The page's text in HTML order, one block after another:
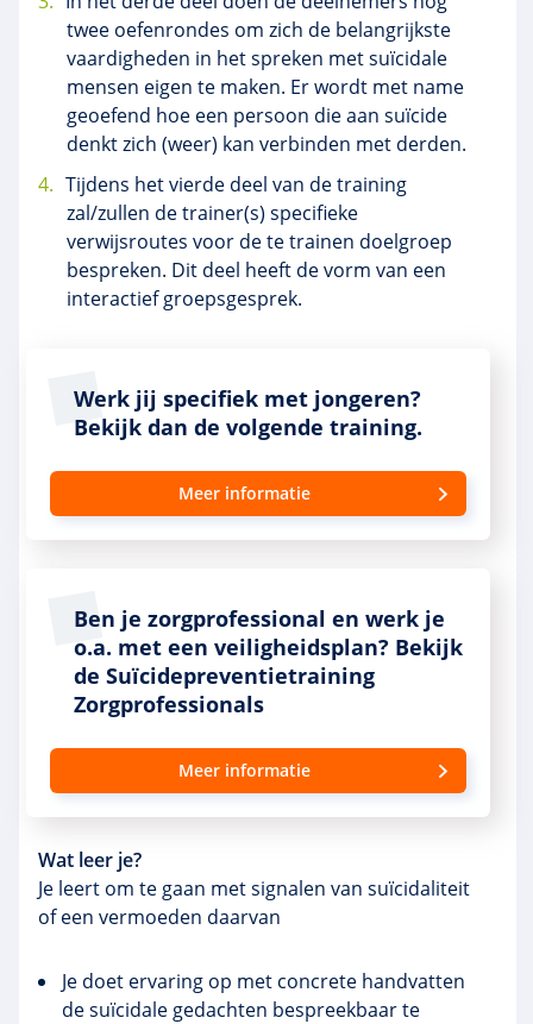
twee oefenrondes om zich de belangrijkste
vaardigheden in het spreken met suïcidale
mensen eigen te maken. Er wordt met name
geoefend hoe een persoon die aan suïcide
denkt zich (weer) kan verbinden met derden.
Tijdens het vierde deel van de training
zal/zullen de trainer(s) specifieke
verwijsroutes voor de te trainen doelgroep
bespreken. Dit deel heeft de vorm van een
interactief groepsgesprek.
Werk jij specifiek met jongeren?
Bekijk dan de volgende training.
Meer informatie
Ben je zorgprofessional en werk je
o.a. met een veiligheidsplan? Bekijk
de Suïcidepreventietraining
Zorgprofessionals
Meer informatie
Wat leer je?
Je leert om te gaan met signalen van suïcidaliteit
of een vermoeden daarvan
Je doet ervaring op met concrete handvatten
de suïcidale gedachten bespreekbaar te